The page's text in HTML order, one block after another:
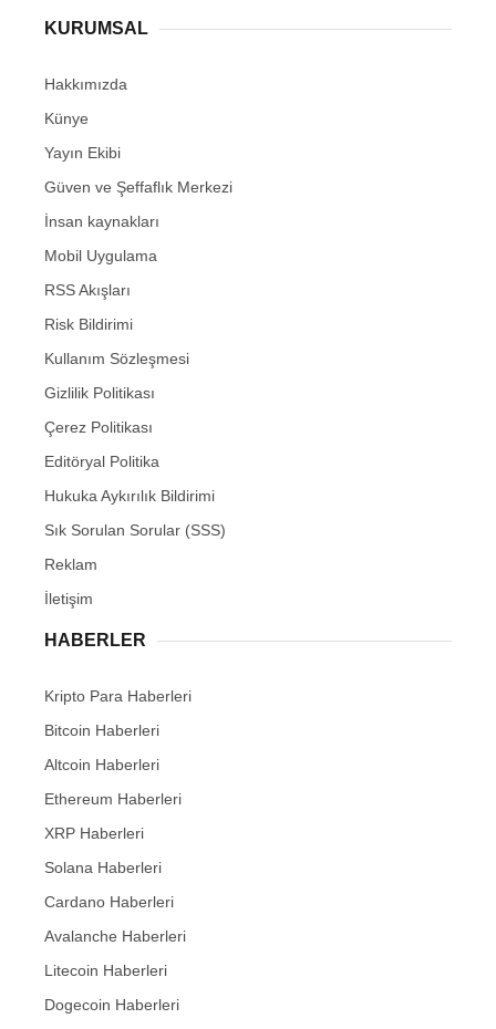
KURUMSAL
Hakkımızda
Künye
Yayın Ekibi
Güven ve Şeffaflık Merkezi
İnsan kaynakları
Mobil Uygulama
RSS Akışları
Risk Bildirimi
Kullanım Sözleşmesi
Gizlilik Politikası
Çerez Politikası
Editöryal Politika
Hukuka Aykırılık Bildirimi
Sık Sorulan Sorular (SSS)
Reklam
İletişim
HABERLER
Kripto Para Haberleri
Bitcoin Haberleri
Altcoin Haberleri
Ethereum Haberleri
XRP Haberleri
Solana Haberleri
Cardano Haberleri
Avalanche Haberleri
Litecoin Haberleri
Dogecoin Haberleri